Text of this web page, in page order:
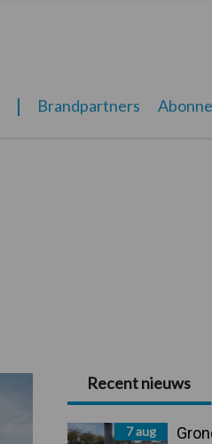
Brandpartners
Primaire
Sidebar
Recent nieuws
7 aug